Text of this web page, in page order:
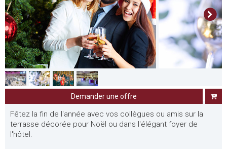
Demander une offre
Fêtez la fin de l'année avec vos collègues ou amis sur la
terrasse décorée pour Noël ou dans l'élégant foyer de
l'hôtel.